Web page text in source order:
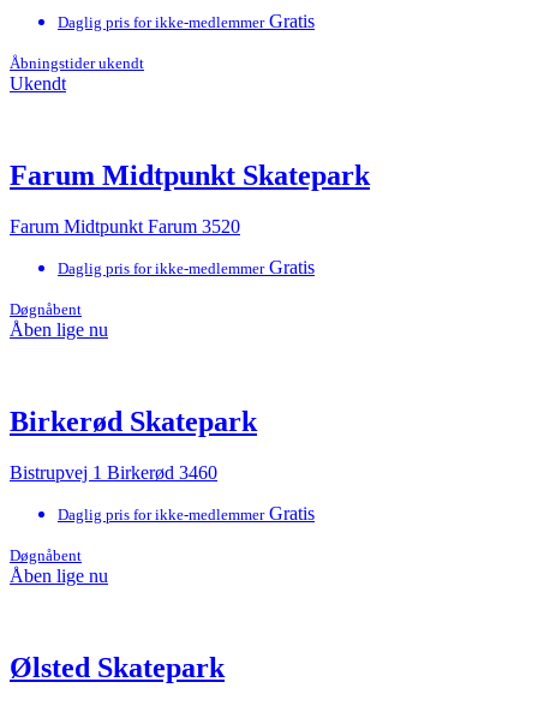
Daglig pris for ikke-medlemmer Gratis
Åbningstider ukendt
Ukendt
Farum Midtpunkt Skatepark
Farum Midtpunkt Farum 3520
Daglig pris for ikke-medlemmer Gratis
Døgnåbent
Åben lige nu
Birkerød Skatepark
Bistrupvej 1 Birkerød 3460
Daglig pris for ikke-medlemmer Gratis
Døgnåbent
Åben lige nu
Ølsted Skatepark